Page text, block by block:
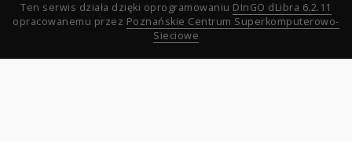
Ten serwis działa dzięki oprogramowaniu DInGO dLibra 6.2.11
opracowanemu przez Poznańskie Centrum Superkomputerowo-
Sieciowe